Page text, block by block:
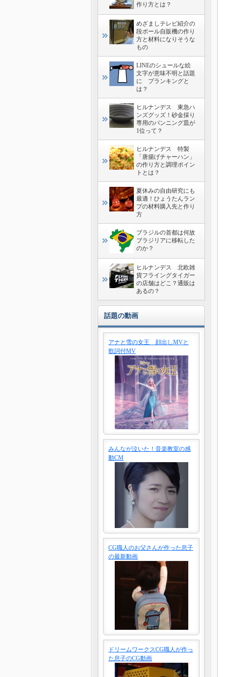
作り方とは？
めざましテレビ紹介の
段ボール自販機の作り
方と材料になりそうな
もの
LINEのシュールな絵
文字が意味不明と話題
に プランキングと
は？
ヒルナンデス 東急ハ
ンズグッズ！砂金採り
専用のパンニング皿が
1位って？
ヒルナンデス 特製
「唐揚げチャーハン」
の作り方と調理ポイン
トとは？
夏休みの自由研究にも
最適！ひょうたんラン
プの材料購入先と作り
方
ブラジルの首都は何故
ブラジリアに移転した
のか？
ヒルナンデス 北欧雑
貨フライングタイガー
の店舗はどこ？通販は
あるの？
話題の動画
アナと雪の女王 顔出しMVと
歌詞付MV
みんなが泣いた！音楽教室の感
動CM
CG職人のお父さんが作った息子
の最新動画
ドリームワークスCG職人が作っ
た息子のCG動画